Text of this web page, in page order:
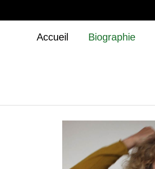
Accueil Biographie